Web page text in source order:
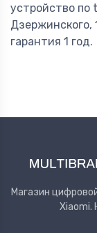
устройство по
Дзержинского,
гарантия 1 год.
Магазин
Xiaomi.